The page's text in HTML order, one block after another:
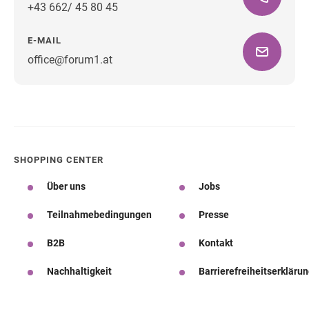
+43 662/ 45 80 45
E-MAIL
office@forum1.at
SHOPPING CENTER
Über uns Jobs
Teilnahmebedingungen Presse
B2B Kontakt
Nachhaltigkeit